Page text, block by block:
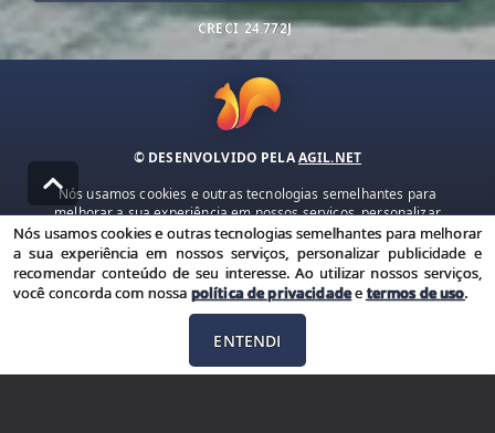
CRECI 24.772J
© DESENVOLVIDO PELAAGIL.NET
Nós usamos cookies e outras tecnologias semelhantes para
melhorar a sua experiência em nossos serviços, personalizar
publicidade e recomendar conteúdo de seu interesse. Ao utilizar
nossos serviços, você concorda com nossa política de privacidade e
termos de uso.
Política de Privacidade Termos de uso
Nós usamos cookies e outras tecnologias semelhantes para melhorar
a sua experiência em nossos serviços, personalizar publicidade e
recomendar conteúdo de seu interesse. Ao utilizar nossos serviços,
você concorda com nossa política de privacidadeetermos de uso.
ENTENDI